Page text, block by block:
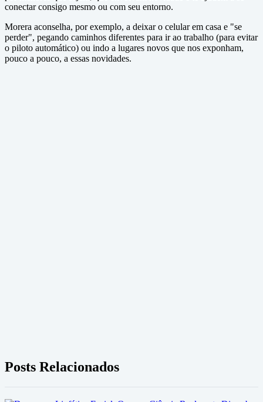
conectar consigo mesmo ou com seu entorno.
Morera aconselha, por exemplo, a deixar o celular em casa e "se
perder", pegando caminhos diferentes para ir ao trabalho (para evitar
o piloto automático) ou indo a lugares novos que nos exponham,
pouco a pouco, a essas novidades.
Posts Relacionados